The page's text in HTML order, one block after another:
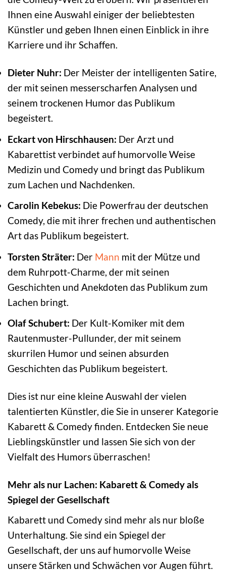
Ihnen eine Auswahl einiger der beliebtesten
Künstler und geben Ihnen einen Einblick in ihre
Karriere und ihr Schaffen.
Dieter Nuhr: Der Meister der intelligenten Satire,
der mit seinen messerscharfen Analysen und
seinem trockenen Humor das Publikum
begeistert.
Eckart von Hirschhausen: Der Arzt und
Kabarettist verbindet auf humorvolle Weise
Medizin und Comedy und bringt das Publikum
zum Lachen und Nachdenken.
Carolin Kebekus: Die Powerfrau der deutschen
Comedy, die mit ihrer frechen und authentischen
Art das Publikum begeistert.
Torsten Sträter: Der Mann mit der Mütze und
dem Ruhrpott-Charme, der mit seinen
Geschichten und Anekdoten das Publikum zum
Lachen bringt.
Olaf Schubert: Der Kult-Komiker mit dem
Rautenmuster-Pullunder, der mit seinem
skurrilen Humor und seinen absurden
Geschichten das Publikum begeistert.
Dies ist nur eine kleine Auswahl der vielen
talentierten Künstler, die Sie in unserer Kategorie
Kabarett & Comedy finden. Entdecken Sie neue
Lieblingskünstler und lassen Sie sich von der
Vielfalt des Humors überraschen!
Mehr als nur Lachen: Kabarett & Comedy als
Spiegel der Gesellschaft
Kabarett und Comedy sind mehr als nur bloße
Unterhaltung. Sie sind ein Spiegel der
Gesellschaft, der uns auf humorvolle Weise
unsere Stärken und Schwächen vor Augen führt.